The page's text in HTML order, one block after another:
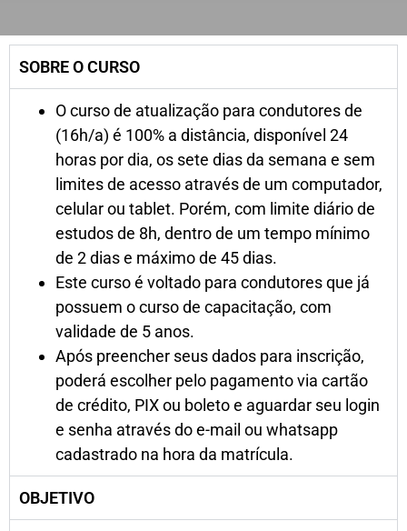
SOBRE O CURSO
O curso de atualização para condutores de
(16h/a) é 100% a distância, disponível 24
horas por dia, os sete dias da semana e sem
limites de acesso através de um computador,
celular ou tablet. Porém, com limite diário de
estudos de 8h, dentro de um tempo mínimo
de 2 dias e máximo de 45 dias.
Este curso é voltado para condutores que já
possuem o curso de capacitação, com
validade de 5 anos.
Após preencher seus dados para inscrição,
poderá escolher pelo pagamento via cartão
de crédito, PIX ou boleto e aguardar seu login
e senha através do e-mail ou whatsapp
cadastrado na hora da matrícula.
OBJETIVO